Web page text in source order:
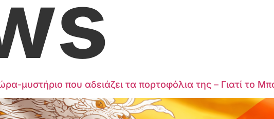
μυστήριο που αδειάζει τα πορτοφόλια της – Γιατί το